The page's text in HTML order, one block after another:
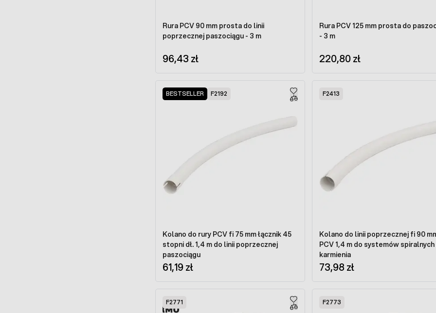
Rura PCV 90 mm prosta do linii
poprzecznej paszociągu - 3 m
96,43 zł
Rura PCV 125 mm prosta do
- 3 m
220,80 zł
BESTSELLER F2192
Kolano do rury PCV fi 75 mm łącznik 45
stopni dł. 1,4 m do linii poprzecznej
paszociągu
61,19 zł
F2413
Kolano do linii poprzecznej fi 90
PCV 1,4 m do systemów spiralnych
karmienia
73,98 zł
F2771 F2773